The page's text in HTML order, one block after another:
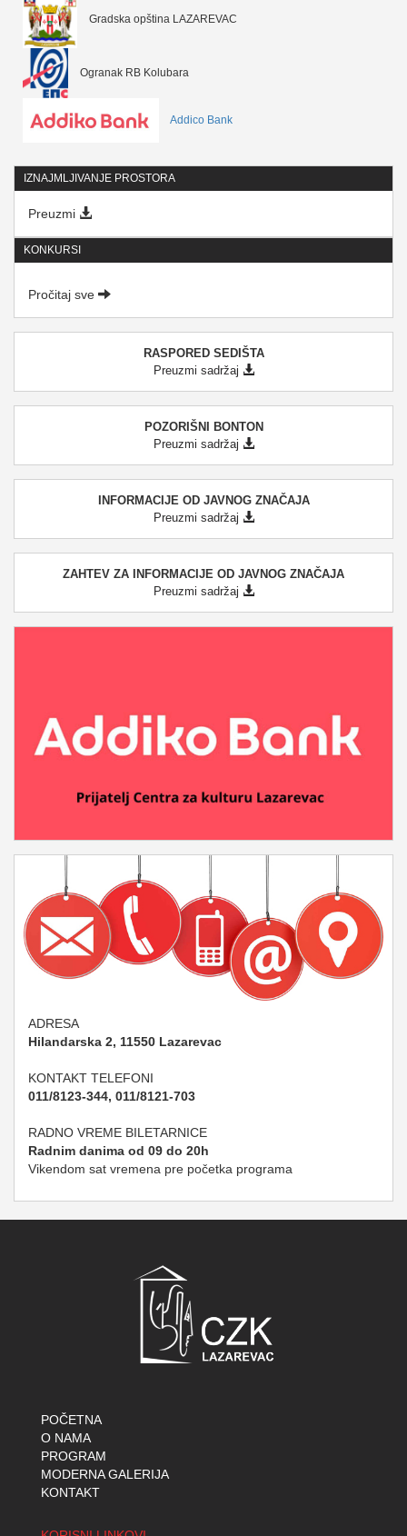
Gradska opština LAZAREVAC
Ogranak RB Kolubara
Addico Bank
IZNAJMLJIVANJE PROSTORA
Preuzmi
KONKURSI
Pročitaj sve
RASPORED SEDIŠTA
Preuzmi sadržaj
POZORIŠNI BONTON
Preuzmi sadržaj
INFORMACIJE OD JAVNOG ZNAČAJA
Preuzmi sadržaj
ZAHTEV ZA INFORMACIJE OD JAVNOG ZNAČAJA
Preuzmi sadržaj
ADRESA
Hilandarska 2, 11550 Lazarevac
KONTAKT TELEFONI
011/8123-344, 011/8121-703
RADNO VREME BILETARNICE
Radnim danima od 09 do 20h
Vikendom sat vremena pre početka programa
POČETNA
O NAMA
PROGRAM
MODERNA GALERIJA
KONTAKT